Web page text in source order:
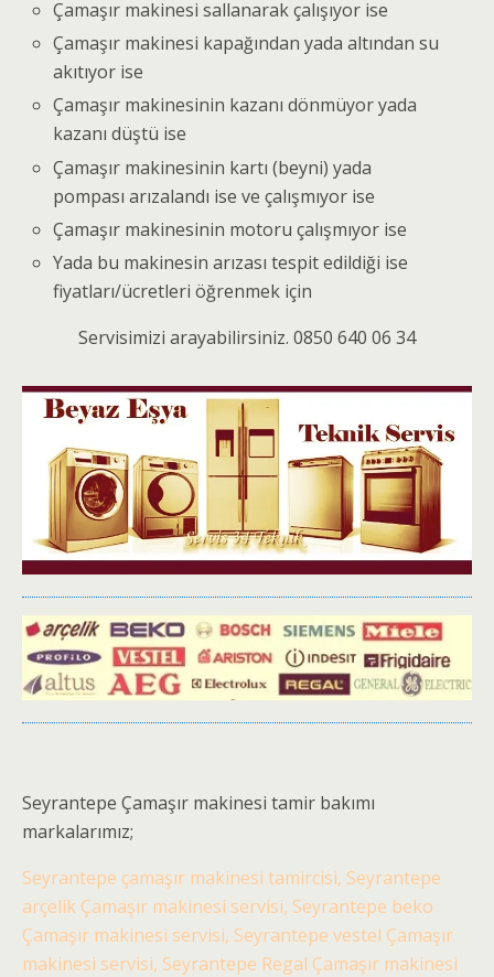
Çamaşır makinesi sallanarak çalışıyor ise
Çamaşır makinesi kapağından yada altından su
akıtıyor ise
Çamaşır makinesinin kazanı dönmüyor yada
kazanı düştü ise
Çamaşır makinesinin kartı (beyni) yada
pompası arızalandı ise ve çalışmıyor ise
Çamaşır makinesinin motoru çalışmıyor ise
Yada bu makinesin arızası tespit edildiği ise
fiyatları/ücretleri öğrenmek için
Servisimizi arayabilirsiniz. 0850 640 06 34
Seyrantepe Çamaşır makinesi tamir bakımı
markalarımız;
Seyrantepe çamaşır makinesi tamircisi, Seyrantepe
arçelik Çamaşır makinesi servisi, Seyrantepe beko
Çamaşır makinesi servisi, Seyrantepe vestel Çamaşır
makinesi servisi, Seyrantepe Regal Çamaşır makinesi